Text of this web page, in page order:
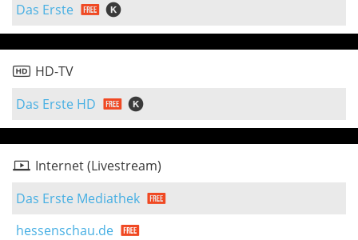
Das Erste
HD-TV
Das Erste HD
Internet (Livestream)
Das Erste Mediathek
hessenschau.de